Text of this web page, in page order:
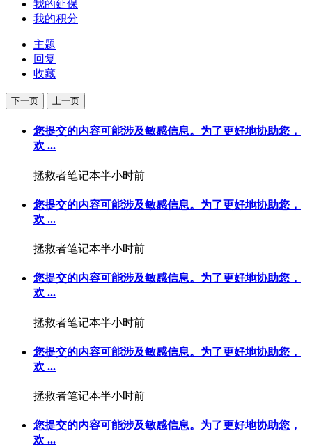
我的延保
我的积分
主题
回复
收藏
下一页 上一页
您提交的内容可能涉及敏感信息。为了更好地协助您，
欢 ...
拯救者笔记本半小时前
您提交的内容可能涉及敏感信息。为了更好地协助您，
欢 ...
拯救者笔记本半小时前
您提交的内容可能涉及敏感信息。为了更好地协助您，
欢 ...
拯救者笔记本半小时前
您提交的内容可能涉及敏感信息。为了更好地协助您，
欢 ...
拯救者笔记本半小时前
您提交的内容可能涉及敏感信息。为了更好地协助您，
欢 ...